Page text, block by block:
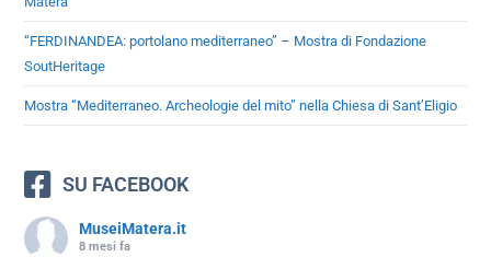
“FERDINANDEA: portolano mediterraneo” – Mostra di Fondazione
SoutHeritage
Mostra “Mediterraneo. Archeologie del mito” nella Chiesa di Sant’Eligio
SU FACEBOOK
MuseiMatera.it
8 mesi fa